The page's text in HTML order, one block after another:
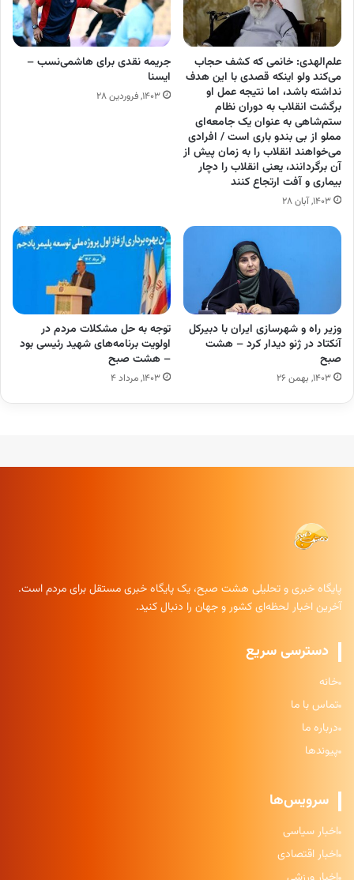
علم‌الهدی: خانمی که کشف حجاب
می‌کند ولو اینکه قصدی با این هدف
نداشته باشد، اما نتیجه عمل او
برگشت انقلاب به دوران نظام
ستم‌شاهی به عنوان یک جامعه‌ای
مملو از بی بندو باری است / افرادی
می‌خواهند انقلاب را به زمان پیش از
آن برگردانند، یعنی انقلاب را دچار
بیماری و آفت ارتجاع کنند
۱۴۰۳, آبان ۲۸
جریمه نقدی برای هاشمی‌نسب –
ایسنا
۱۴۰۳, فروردین ۲۸
وزیر راه و شهرسازی ایران با دبیرکل
آنکتاد در ژنو دیدار کرد – هشت
صبح
۱۴۰۳, بهمن ۲۶
توجه به حل مشکلات مردم در
اولویت برنامه‌های شهید رئیسی بود
– هشت صبح
۱۴۰۳, مرداد ۴
پایگاه خبری و تحلیلی هشت صبح، یک پایگاه خبری مستقل برای مردم است.
آخرین اخبار لحظه‌ای کشور و جهان را دنبال کنید.
دسترسی سریع
خانه
تماس با ما
درباره ما
پیوندها
سرویس‌ها
اخبار سیاسی
اخبار اقتصادی